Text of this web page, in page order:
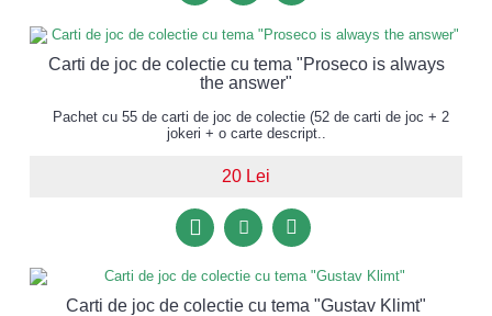
Carti de joc de colectie cu tema "Proseco is always
the answer"
Pachet cu 55 de carti de joc de colectie (52 de carti de joc + 2
jokeri + o carte descript..
20 Lei
Carti de joc de colectie cu tema "Gustav Klimt"